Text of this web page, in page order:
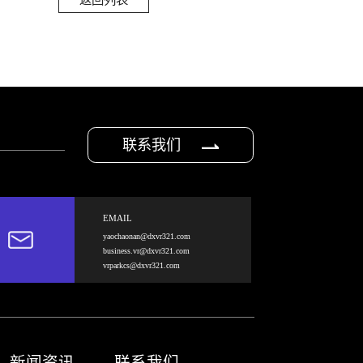
联系我们
EMAIL
yaochaonan@dxvr321.com
business.vr@dxvr321.com
vrparkcs@dxvr321.com